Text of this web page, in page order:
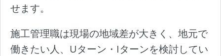
せます。
施工管理職は現場の地域差が大きく、地元で
働きたい人、Uターン・Iターンを検討してい